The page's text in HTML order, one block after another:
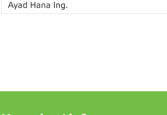
Ayad Hana Ing.